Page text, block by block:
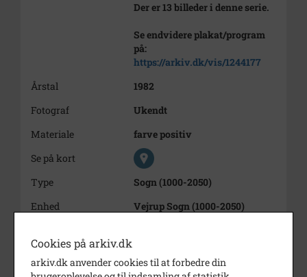
Der er 13 billeder i denne serie.
Se endvidere plakat/program
på:
https://arkiv.dk/vis/1244177
Årstal
1982
Fotograf
Ukendt
Materiale
farve positiv
Se på kort
Type
Sogn (1000-2050)
Enhed
Vejrup Sogn (1000-2050)
Kontakt arkivet
Cookies på arkiv.dk
arkiv.dk anvender cookies til at forbedre din